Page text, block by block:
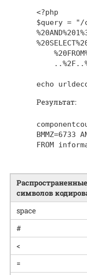
<?php
$query = "/
echo
Результат:
BMMZ=6733
FROM
символов
space
#
<
=